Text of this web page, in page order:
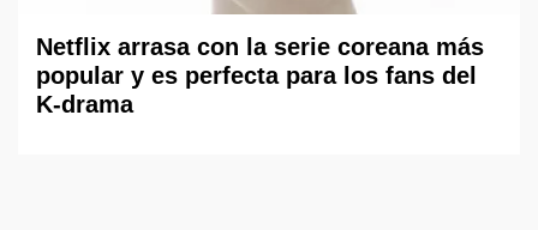
Netflix arrasa con la serie coreana más
popular y es perfecta para los fans del
K-drama